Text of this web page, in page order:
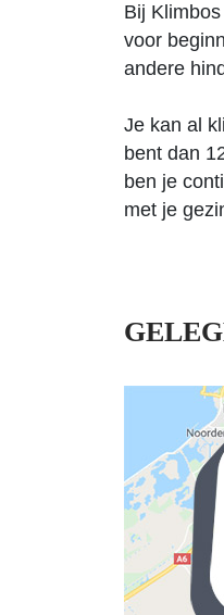
Bij
voor
andere
Je kan al
bent dan
ben je
met je